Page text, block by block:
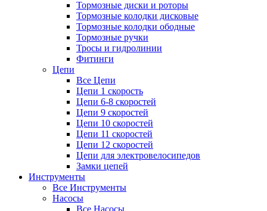
Тормозные диски и роторы
Тормозные колодки дисковые
Тормозные колодки ободные
Тормозные ручки
Тросы и гидролинии
Фитинги
Цепи
Все Цепи
Цепи 1 скорость
Цепи 6-8 скоростей
Цепи 9 скоростей
Цепи 10 скоростей
Цепи 11 скоростей
Цепи 12 скоростей
Цепи для электровелосипедов
Замки цепей
Инструменты
Все Инструменты
Насосы
Все Насосы